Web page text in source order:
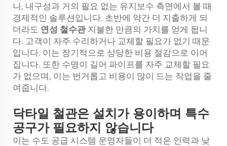
나, 내구성과 거의 필요 없는 유지보수 측면에서 볼 때
경제적인 솔루션입니다. 초반에 약간 더 지출하게 되
더라도 연성 철수관 지불한 만큼의 가치를 얻게 됩니
다. 고객이 자주 수리하거나 교체할 필요가 없기 때문
입니다. 이는 장기적으로 상당한 비용 절감으로 이어
집니다. 또한 수명이 길어 파이프를 자주 교체할 필요
가 없으며, 이는 번거롭고 비용이 많이 드는 작업을 줄
여줍니다.
닥타일 철관은 설치가 용이하며 특수
공구가 필요하지 않습니다
이는 수도 공급 시스템 운영자들이 더 적은 인력과 낮